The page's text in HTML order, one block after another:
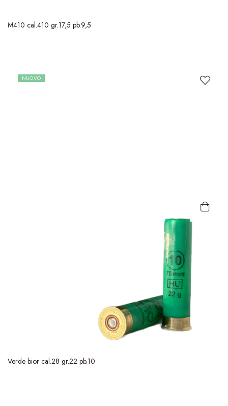
M410 cal.410 gr.17,5 pb.9,5
NUOVO
Verde bior cal.28 gr.22 pb.10